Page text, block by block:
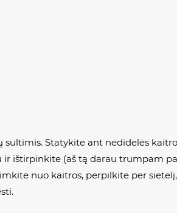
Statykite ant nedidelės
ištirpinkite (aš tą darau trumpam
nuo kaitros, perpilkite per